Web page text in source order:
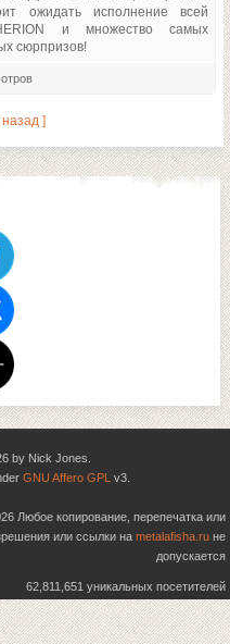
ожидать исполнение всей
и множество самых
сюрпризов!
назад ]
by Nick Jones.
GNU Affero GPL v3.
Любое копирование, перепечатка или
или ссылки на metalafisha.ru не
допускается
62,811,651 уникальных посетителей